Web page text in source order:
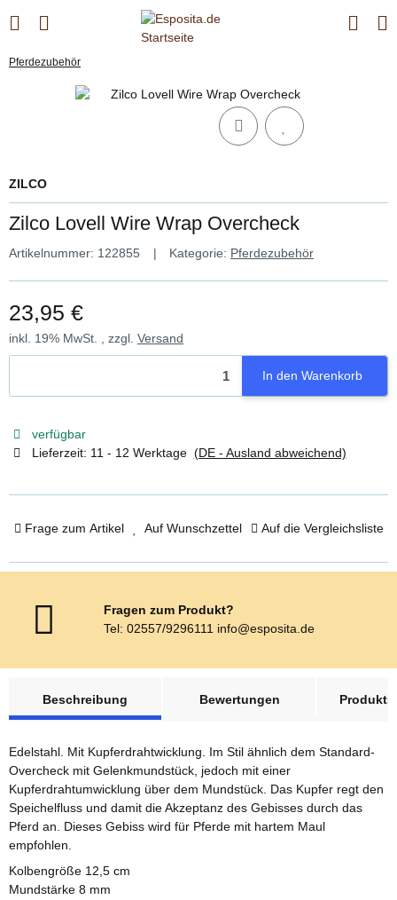
Pferdezubehör
ZILCO
Zilco Lovell Wire Wrap Overcheck
Artikelnummer: 122855 Kategorie: Pferdezubehör
23,95 €
inkl. 19% MwSt. , zzgl. Versand
In den Warenkorb
verfügbar
Lieferzeit: 11 - 12 Werktage (DE - Ausland abweichend)
Frage zum Artikel Auf Wunschzettel Auf die Vergleichsliste
Fragen zum Produkt?
Tel: 02557/9296111 info@esposita.de
Beschreibung
Bewertungen
Edelstahl. Mit Kupferdrahtwicklung. Im Stil ähnlich dem Standard-
Overcheck mit Gelenkmundstück, jedoch mit einer
Kupferdrahtumwicklung über dem Mundstück. Das Kupfer regt den
Speichelfluss und damit die Akzeptanz des Gebisses durch das
Pferd an. Dieses Gebiss wird für Pferde mit hartem Maul
empfohlen.
Kolbengröße 12,5 cm
Mundstärke 8 mm